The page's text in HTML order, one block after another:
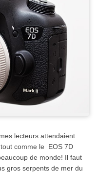
lecteurs attendaient
comme le EOS 7D
de monde! Il faut
gros serpents de mer du